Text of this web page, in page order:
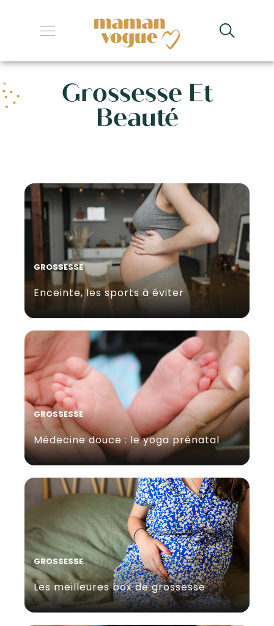
+
+
+
+
Grossesse Et
Beauté
GROSSESSE
Enceinte, les sports à éviter
GROSSESSE
Médecine douce : le yoga prénatal
GROSSESSE
Les meilleures box de grossesse